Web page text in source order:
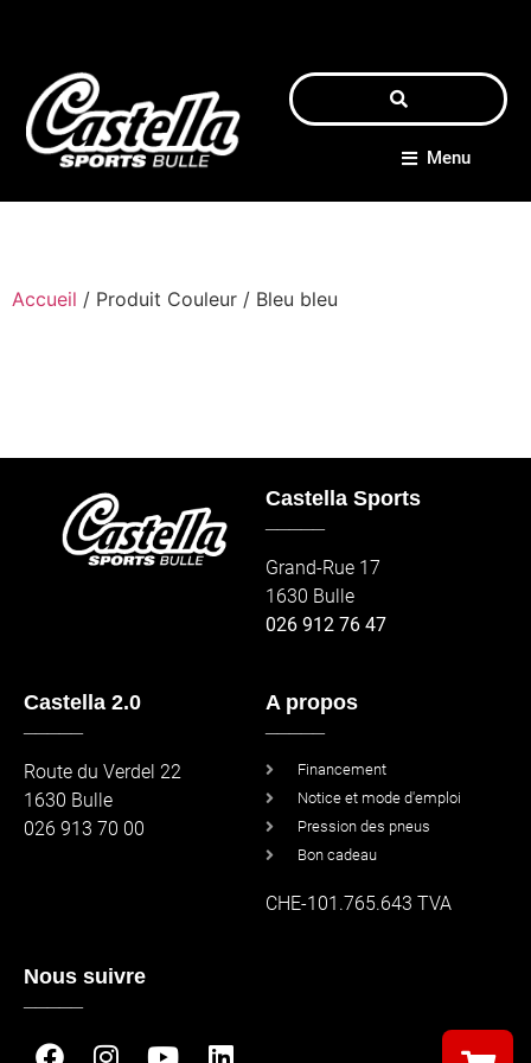
Menu
Accueil / Produit Couleur / Bleu bleu
Castella Sports
Grand-Rue 17
1630 Bulle
026 912 76 47
Castella 2.0
Route du Verdel 22
1630 Bulle
026 913 70 00
A propos
Financement
Notice et mode d'emploi
Pression des pneus
Bon cadeau
CHE-101.765.643 TVA
Nous suivre